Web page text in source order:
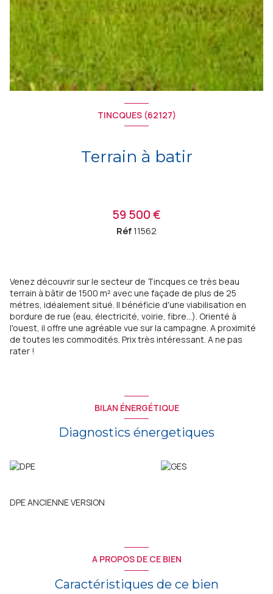
TINCQUES (62127)
Terrain à batir
59 500 €
Réf11562
Venez découvrir sur le secteur de Tincques ce très beau
terrain à bâtir de 1500 m² avec une façade de plus de 25
métres, idéalement situé. Il bénéficie d'une viabilisation en
bordure de rue (eau, électricité, voirie, fibre...). Orienté à
l'ouest, il offre une agréable vue sur la campagne. A proximité
de toutes les commodités. Prix très intéressant. A ne pas
rater !
BILAN ÉNERGÉTIQUE
Diagnostics énergetiques
DPE ANCIENNE VERSION
A PROPOS DE CE BIEN
Caractéristiques de ce bien